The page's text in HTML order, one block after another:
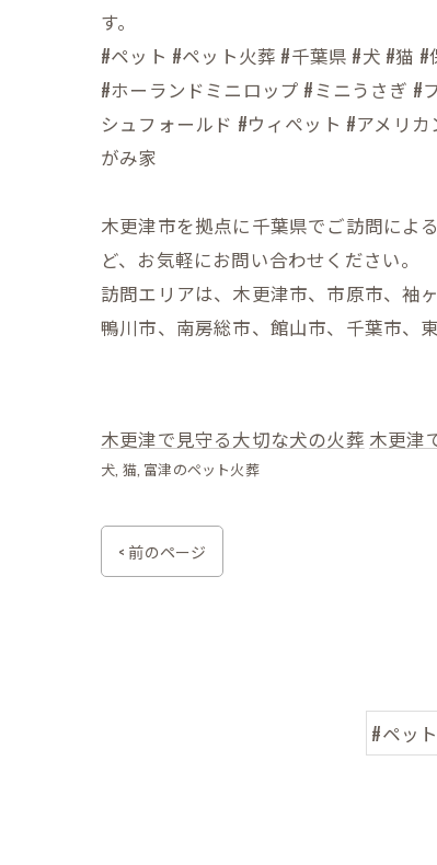
す。
#ペット #ペット火葬 #千葉県 #犬 #猫
#ホーランドミニロップ #ミニうさぎ #
シュフォールド #ウィぺット #アメリ
がみ家
木更津市を拠点に千葉県でご訪問によ
ど、お気軽にお問い合わせください。
訪問エリアは、木更津市、市原市、袖
鴨川市、南房総市、館山市、千葉市、
木更津で見守る大切な犬の火葬 木更津
犬 猫 富津のペット火葬
< 前のページ
#ペッ